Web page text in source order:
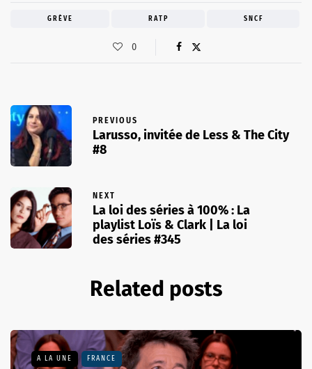
GRÈVE RATP SNCF
0
PREVIOUS
Larusso, invitée de Less & The City
#8
NEXT
La loi des séries à 100% : La
playlist Loïs & Clark | La loi
des séries #345
Related posts
A LA UNE FRANCE